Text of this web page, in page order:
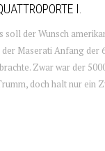
I.
soll der Wunsch
der Maserati Anfang der
Zwar war der
doch halt nur ein